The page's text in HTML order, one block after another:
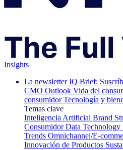
Insights
La newsletter IQ Brief:
CMO Outlook Vida del
consumidor Tecnología y
Temas clave
Inteligencia Artificial Brand
Consumidor Data Technology
Trends Omnichannel/E-
Innovación de Productos